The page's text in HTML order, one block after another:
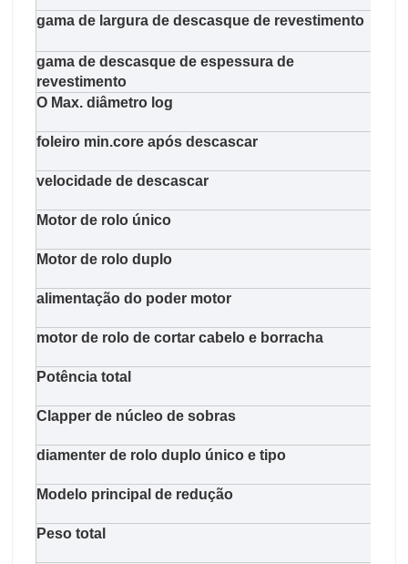
gama de largura de descasque de revestimento
gama de descasque de espessura de
revestimento
O Max. diâmetro log
foleiro min.core após descascar
velocidade de descascar
Motor de rolo único
Motor de rolo duplo
alimentação do poder motor
motor de rolo de cortar cabelo e borracha
Potência total
Clapper de núcleo de sobras
diamenter de rolo duplo único e tipo
Modelo principal de redução
Peso total